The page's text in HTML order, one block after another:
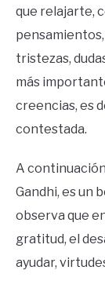
que relajarte,
tristezas,
más
creencias, es
contestada.
A
Gandhi, es un
observa que
gratitud, el
ayudar,